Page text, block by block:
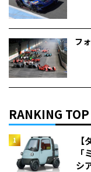
フ
RANKING
シ